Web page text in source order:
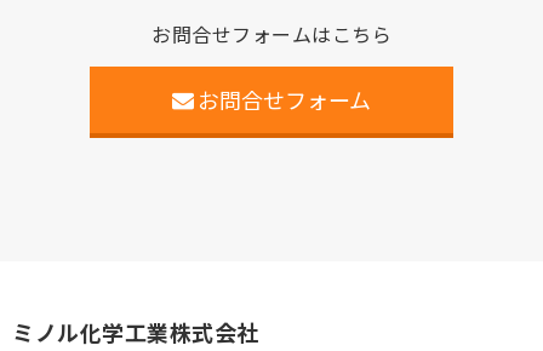
お問合せフォームはこちら
お問合せフォーム
ミノル化学工業株式会社